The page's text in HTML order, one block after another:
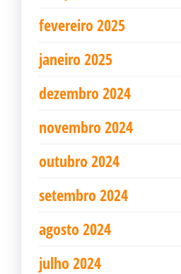
fevereiro 2025
janeiro 2025
dezembro 2024
novembro 2024
outubro 2024
setembro 2024
agosto 2024
julho 2024